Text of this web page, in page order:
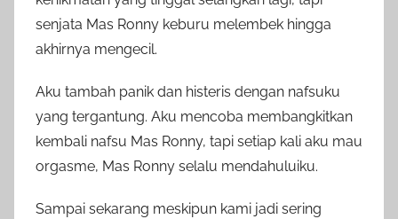
senjata Mas Ronny keburu melembek hingga
akhirnya mengecil.
Aku tambah panik dan histeris dengan nafsuku
yang tergantung. Aku mencoba membangkitkan
kembali nafsu Mas Ronny, tapi setiap kali aku mau
orgasme, Mas Ronny selalu mendahuluiku.
Sampai sekarang meskipun kami jadi sering